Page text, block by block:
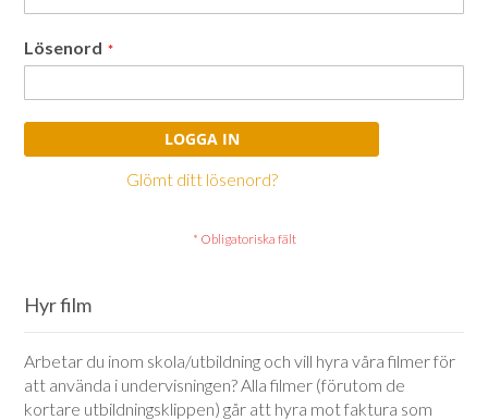
Lösenord
LOGGA IN
Glömt ditt lösenord?
Hyr film
Arbetar du inom skola/utbildning och vill hyra våra filmer för
att använda i undervisningen? Alla filmer (förutom de
kortare utbildningsklippen) går att hyra mot faktura som